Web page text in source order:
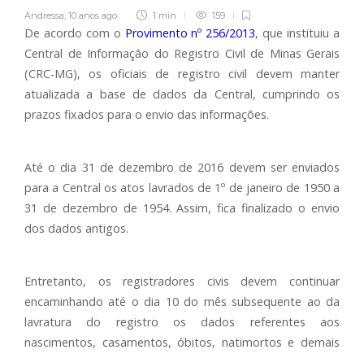
Andressa, 10 anos ago 1 min 159
De acordo com o Provimento nº 256/2013, que instituiu a
Central de Informação do Registro Civil de Minas Gerais
(CRC-MG), os oficiais de registro civil devem manter
atualizada a base de dados da Central, cumprindo os
prazos fixados para o envio das informações.
Até o dia 31 de dezembro de 2016 devem ser enviados
para a Central os atos lavrados de 1º de janeiro de 1950 a
31 de dezembro de 1954. Assim, fica finalizado o envio
dos dados antigos.
Entretanto, os registradores civis devem continuar
encaminhando até o dia 10 do mês subsequente ao da
lavratura do registro os dados referentes aos
nascimentos, casamentos, óbitos, natimortos e demais